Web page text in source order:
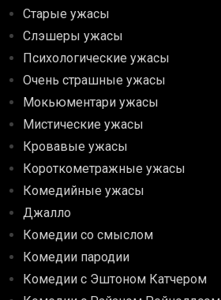
Старые ужасы
Слэшеры ужасы
Психологические ужасы
Очень страшные ужасы
Мокьюментари ужасы
Мистические ужасы
Кровавые ужасы
Короткометражные ужасы
Комедийные ужасы
Джалло
Комедии со смыслом
Комедии пародии
Комедии с Эштоном Катчером